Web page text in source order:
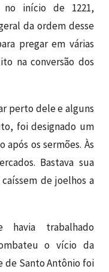
no início de 1221,
da ordem desse
pregar em várias
na conversão dos
perto dele e alguns
foi designado um
os sermões. Às
Bastava sua
de joelhos a
havia trabalhado
o vício da
de Santo Antônio foi